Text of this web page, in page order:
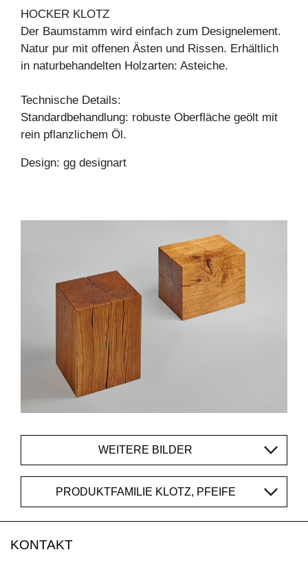
HOCKER KLOTZ
Der Baumstamm wird einfach zum Designelement.
Natur pur mit offenen Ästen und Rissen. Erhältlich
in naturbehandelten Holzarten: Asteiche.
Technische Details:
Standardbehandlung: robuste Oberfläche geölt mit
rein pflanzlichem Öl.
Design: gg designart
WEITERE BILDER
PRODUKTFAMILIE KLOTZ, PFEIFE
KONTAKT